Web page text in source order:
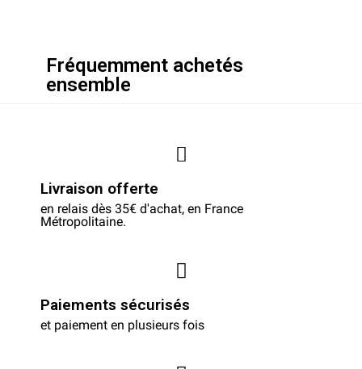
Fréquemment achetés
ensemble
Livraison offerte
en relais dès 35€ d'achat, en France
Métropolitaine.
Paiements sécurisés
et paiement en plusieurs fois